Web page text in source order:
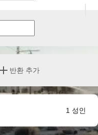
반환 추가
1 성인